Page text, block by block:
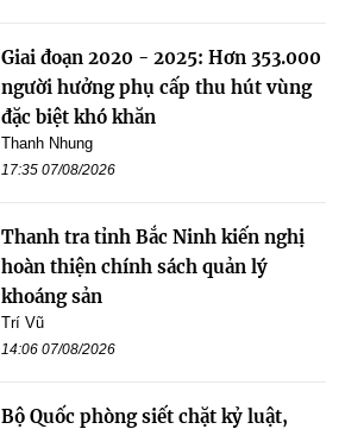
Giai đoạn 2020 - 2025: Hơn 353.000
người hưởng phụ cấp thu hút vùng
đặc biệt khó khăn
Thanh Nhung
17:35 07/08/2026
Thanh tra tỉnh Bắc Ninh kiến nghị
hoàn thiện chính sách quản lý
khoáng sản
Trí Vũ
14:06 07/08/2026
Bộ Quốc phòng siết chặt kỷ luật,